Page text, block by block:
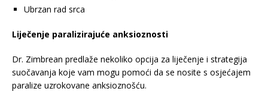
Ubrzan rad srca
Liječenje paralizirajuće anksioznosti
Dr. Zimbrean predlaže nekoliko opcija za liječenje i strategija
suočavanja koje vam mogu pomoći da se nosite s osjećajem
paralize uzrokovane anksioznošću.